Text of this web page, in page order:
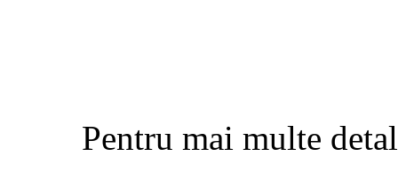
Pentru mai multe